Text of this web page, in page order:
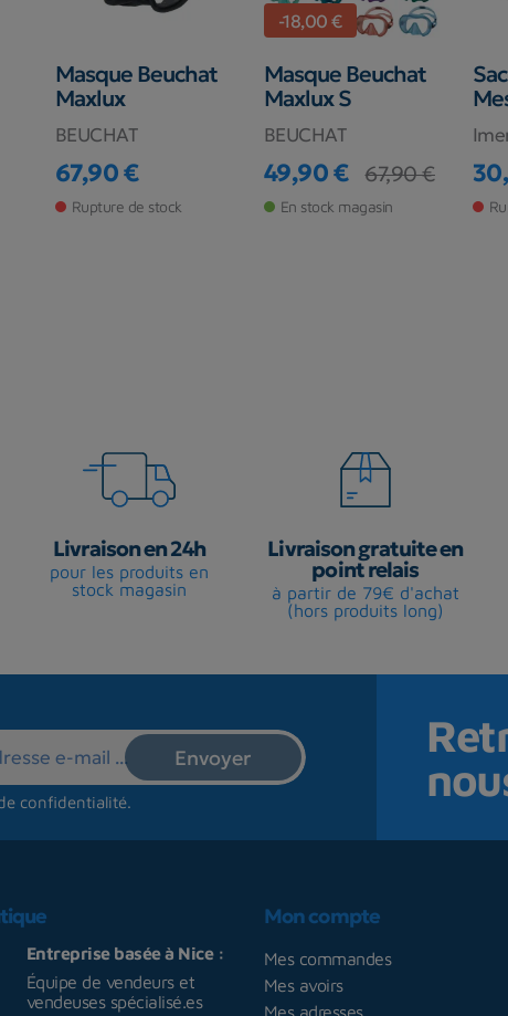
Masque Beuchat
Maxlux
BEUCHAT
Prix
67,90 €
Rupture de stock
-18,00 €
Masque Beuchat
Maxlux S
BEUCHAT
Prix
49,90 €
Prix de base
67,90 €
En stock magasin
Prix
Livraison en 24h
pour les produits en
stock magasin
Livraison gratuite en
point relais
à partir de 79€ d'achat
(hors produits long)
confidentialité.
Entreprise basée à Nice :
Équipe de vendeurs et
vendeuses spécialisé.es
Mon compte
Mes commandes
Mes avoirs
Mes adresses